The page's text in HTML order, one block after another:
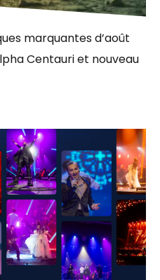
marquantes d’août
Centauri et nouveau